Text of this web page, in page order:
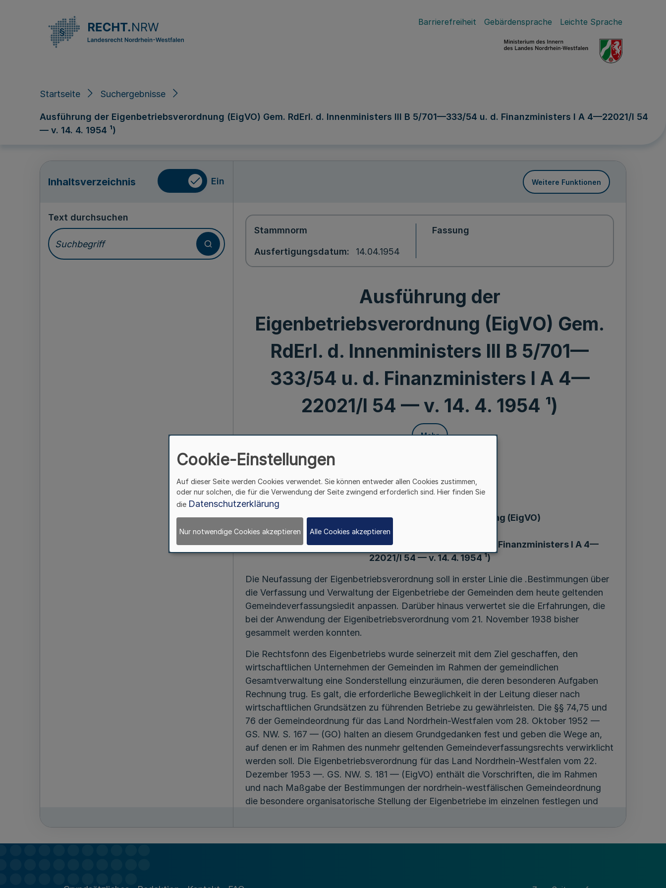
Barrierefreiheit Gebärdensprache Leichte Sprache
Startseite Suchergebnisse
Ausführung der Eigenbetriebsverordnung (EigVO) Gem. RdErl. d. Innenministers III B 5/701—333/54 u. d. Finanzministers I A 4—22021/I 54
— v. 14. 4. 1954 ¹)
Inhaltsverzeichnis Ein Weitere Funktionen
Text durchsuchen
Stammnorm
Ausfertigungsdatum 14.04.1954
Fassung
Ausführung der
Eigenbetriebsverordnung (EigVO) Gem.
RdErl. d. Innenministers III B 5/701—
333/54 u. d. Finanzministers I A 4—
22021/I 54 — v. 14. 4. 1954 ¹)
Mehr
6411
14.4.54(1)
Ausführung der Eigenbetriebsverordnung (EigVO)
Gem. RdErl. d. Innenministers III B 5/701—333/54 u. d. Finanzministers I A 4—
22021/I 54 — v. 14. 4. 1954 ¹)
Die Neufassung der Eigenbetriebsverordnung soll in erster Linie die .Bestimmungen über
die Verfassung und Verwaltung der Eigenbetriebe der Gemeinden dem heute geltenden
Gemeindeverfassungsiedit anpassen. Darüber hinaus verwertet sie die Erfahrungen, die
bei der Anwendung der Eigenibetriebsverordnung vom 21. November 1938 bisher
gesammelt werden konnten.
Die Rechtsfonn des Eigenbetriebs wurde seinerzeit mit dem Ziel geschaffen, den
wirtschaftlichen Unternehmen der Gemeinden im Rahmen der gemeindlichen
Gesamtverwaltung eine Sonderstellung einzuräumen, die deren besonderen Aufgaben
Rechnung trug. Es galt, die erforderliche Beweglichkeit in der Leitung dieser nach
wirtschaftlichen Grundsätzen zu führenden Betriebe zu gewährleisten. Die §§ 74,75 und
76 der Gemeindeordnung für das Land Nordrhein-Westfalen vom 28. Oktober 1952 —
GS. NW. S. 167 — (GO) halten an diesem Grundgedanken fest und geben die Wege an,
auf denen er im Rahmen des nunmehr geltenden Gemeindeverfassungsrechts verwirklicht
werden soll. Die Eigenbetriebsverordnung für das Land Nordrhein-Westfalen vom 22.
Dezember 1953 —. GS. NW. S. 181 — (EigVO) enthält die Vorschriften, die im Rahmen
und nach Maßgabe der Bestimmungen der nordrhein-westfälischen Gemeindeordnung
die besondere organisatorische Stellung der Eigenbetriebe im einzelnen festlegen und
ordnen. Bei der Neufassung der Eigenbetriebsverordnung sind die seitherigen
Vorschriften, soweit dies im Hinblick auf die Anpassung an das heute geltende
Cookie-Einstellungen
Auf dieser Seite werden Cookies verwendet. Sie können entweder allen Cookies zustimmen,
oder nur solchen, die für die Verwendung der Seite zwingend erforderlich sind. Hier finden Sie
die Datenschutzerklärung
Nur notwendige Cookies akzeptieren Alle Cookies akzeptieren